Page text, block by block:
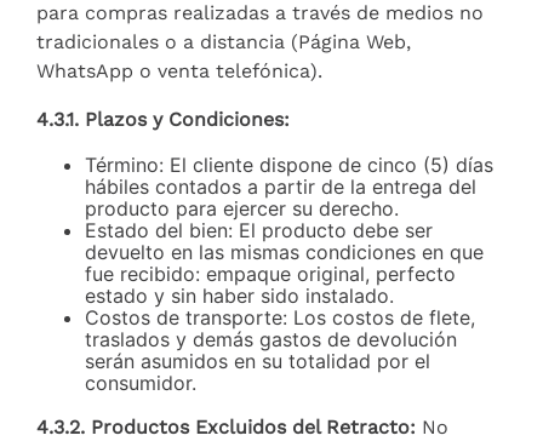
para compras realizadas a través de medios no
tradicionales o a distancia (Página Web,
WhatsApp o venta telefónica).
4.3.1. Plazos y Condiciones:
Término: El cliente dispone de cinco (5) días
hábiles contados a partir de la entrega del
producto para ejercer su derecho.
Estado del bien: El producto debe ser
devuelto en las mismas condiciones en que
fue recibido: empaque original, perfecto
estado y sin haber sido instalado.
Costos de transporte: Los costos de flete,
traslados y demás gastos de devolución
serán asumidos en su totalidad por el
consumidor.
4.3.2. Productos Excluidos del Retracto: No